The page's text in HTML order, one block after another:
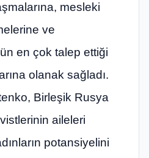
mesleki
ve
en çok talep ettiği
olanak sağladı.
Birleşik Rusya
aileleri
potansiyelini